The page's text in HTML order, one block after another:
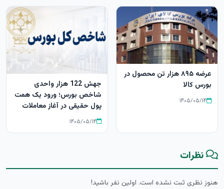
عرضه ۸۹۵ هزار تن محصول در
بورس کالا
۱۴۰۵/۰۵/۱۴
جهش 122 هزار واحدی
شاخص بورس؛ ورود یک همت
پول حقیقی در آغاز معاملات
۱۴۰۵/۰۵/۱۴
نظرات
هنوز نظری ثبت نشده است. اولین نفر باشید!